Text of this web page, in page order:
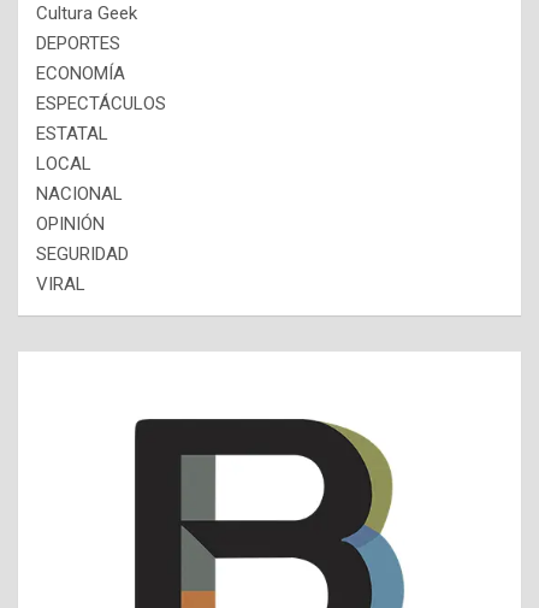
Cultura Geek
DEPORTES
ECONOMÍA
ESPECTÁCULOS
ESTATAL
LOCAL
NACIONAL
OPINIÓN
SEGURIDAD
VIRAL